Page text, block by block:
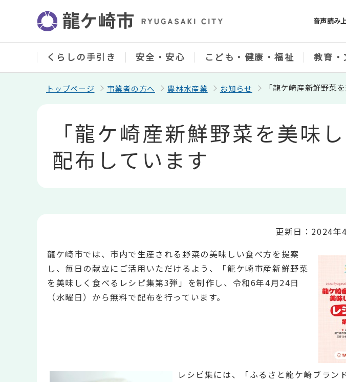
ジ
音声読み
くらしの手引き 安全・安心 こども・健康・福祉 教育
トップページ 事業者の方へ 農林水産業 お知らせ 「龍ケ崎産新鮮野菜
「龍ケ崎産新鮮野菜を美味
配布しています
更新日：2024年
龍ケ崎市では、市内で生産される野菜の美味しい食べ方を提案
し、毎日の献立にご活用いただけるよう、「龍ケ崎市産新鮮野菜
を美味しく食べるレシピ集第3弾」を制作し、令和6年4月24日
（水曜日）から無料で配布を行っています。
レシピ集には、「ふるさと龍ケ崎ブラン